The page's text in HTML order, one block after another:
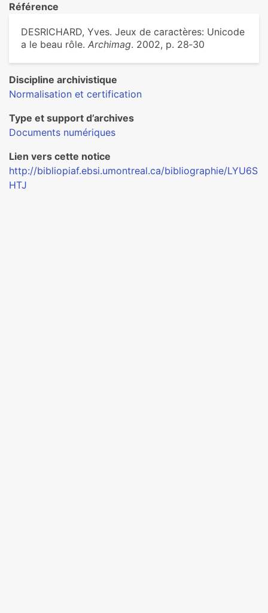
Référence
DESRICHARD, Yves. Jeux de caractères: Unicode
a le beau rôle. Archimag. 2002, p. 28‑30
Discipline archivistique
Normalisation et certification
Type et support d’archives
Documents numériques
Lien vers cette notice
http://bibliopiaf.ebsi.umontreal.ca/bibliographie/LYU6S
HTJ